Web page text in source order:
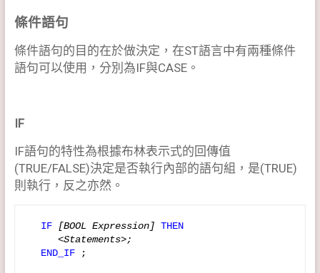
條件語句
條件語句的目的在於做決定，在ST語言中有兩種條件
語句可以使用，分別為IF與CASE。
IF
IF語句的特性為根據布林表示式的回傳值
(TRUE/FALSE)決定是否執行內部的語句組，是(TRUE)
則執行，反之亦然。
  IF
[BOOL Expression] THEN
<Statements>;
END_IF ;